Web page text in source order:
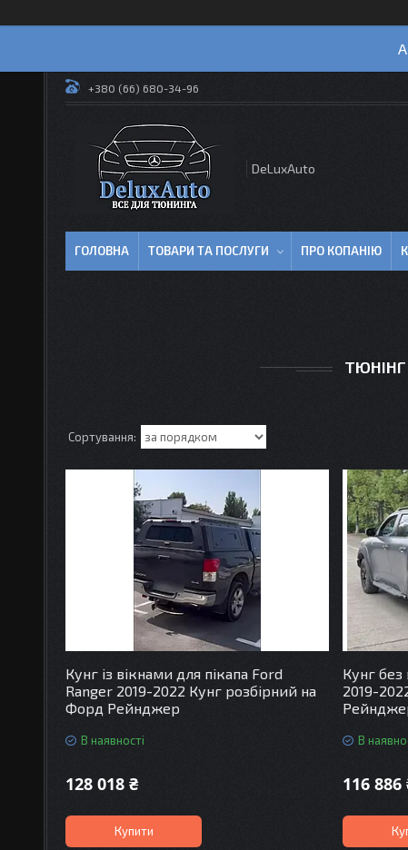
+380 (66) 680-34-96
DeLuxAuto
ГОЛОВНА ТОВАРИ ТА ПОСЛУГИ ПРО КОПАНІЮ
ТЮНІНГ
Кунг із вікнами для пікапа Ford
Ranger 2019-2022 Кунг розбірний на
Форд Рейнджер
В наявності
128 018 ₴
Купити
Кунг без
2019-
В
116 886